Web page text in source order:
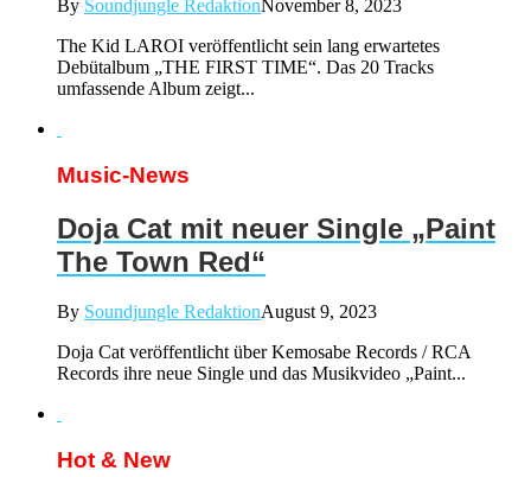
By Soundjungle RedaktionNovember 8, 2023
The Kid LAROI veröffentlicht sein lang erwartetes
Debütalbum „THE FIRST TIME“. Das 20 Tracks
umfassende Album zeigt...
Music-News
Doja Cat mit neuer Single „Paint
The Town Red“
By Soundjungle RedaktionAugust 9, 2023
Doja Cat veröffentlicht über Kemosabe Records / RCA
Records ihre neue Single und das Musikvideo „Paint...
Hot & New